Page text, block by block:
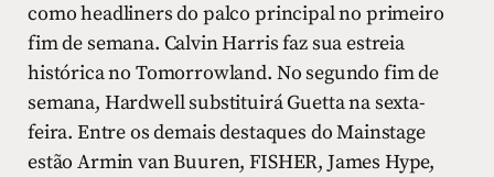
como headliners do palco principal no primeiro
fim de semana. Calvin Harris faz sua estreia
histórica no Tomorrowland. No segundo fim de
semana, Hardwell substituirá Guetta na sexta-
feira. Entre os demais destaques do Mainstage
estão Armin van Buuren, FISHER, James Hype,